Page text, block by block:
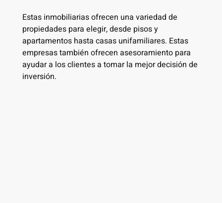
Estas inmobiliarias ofrecen una variedad de
propiedades para elegir, desde pisos y
apartamentos hasta casas unifamiliares. Estas
empresas también ofrecen asesoramiento para
ayudar a los clientes a tomar la mejor decisión de
inversión.